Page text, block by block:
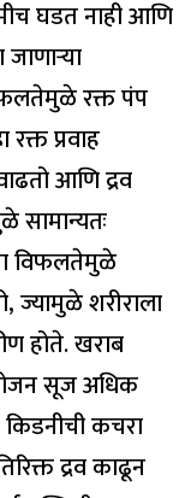
घडत नाही आणि
रक्त पंप
प्रवाह
आणि द्रव
सामान्यतः
विफलतेमुळे
ज्यामुळे शरीराला
होते. खराब
सूज अधिक
किडनीची कचरा
द्रव काढून